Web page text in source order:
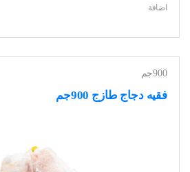
اضافة
900جم
فقيه دجاج طازج 900جم